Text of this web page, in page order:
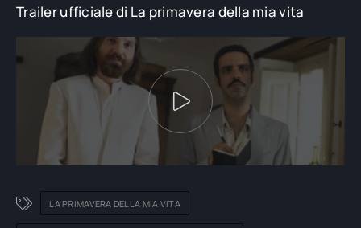
sconvolgente rivelazione.
Trailer ufficiale di La primavera della mia vita
LA PRIMAVERA DELLA MIA VITA